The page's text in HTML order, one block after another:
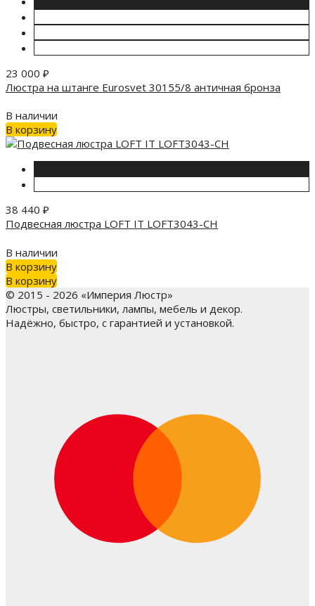
23 000 ₽
Люстра на штанге Eurosvet 30155/8 античная бронза
В наличии
В корзину
38 440 ₽
Подвесная люстра LOFT IT LOFT3043-CH
В наличии
В корзину
В корзину
© 2015 - 2026 «Империя Люстр»
Люстры, светильники, лампы, мебель и декор.
Надёжно, быстро, с гарантией и установкой.